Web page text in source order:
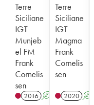
Terre
Siciliane
IGT
Munjeb
el FM
Frank
Cornelis
sen
2016 A
Terre
Siciliane
IGT
Magma
Frank
Cornelis
sen
2020 A